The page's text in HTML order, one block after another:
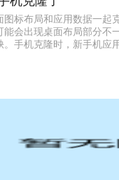
标布局和应用数据一起
会出现桌面布局部分不
手机克隆时，新手机应